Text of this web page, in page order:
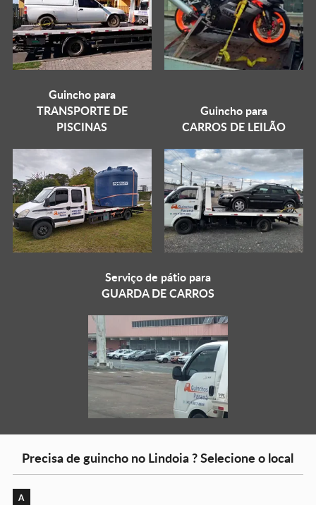
Guincho para
TRANSPORTE DE
PISCINAS
Guincho para
CARROS DE LEILÃO
Serviço de pátio para
GUARDA DE CARROS
Precisa de guincho no Lindoia ? Selecione o local
A